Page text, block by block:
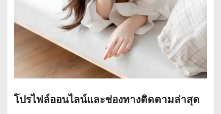
โปรไฟล์ออนไลน์และช่องทางติดตามล่าสุด